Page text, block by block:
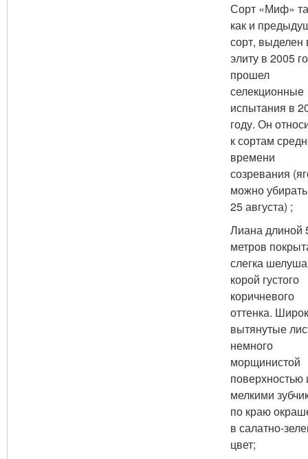
Сорт «Миф»
как и
сорт, выделен
элиту в 2005
прошел
селекционные
испытания в
году. Он
к сортам
времени
созревания
можно
25 августа) ;
Лиана длиной
метров
слегка
корой густого
коричневого
оттенка.
вытянутые
немного
морщинистой
поверхностью
мелкими
по краю
в салатно-
цвет;